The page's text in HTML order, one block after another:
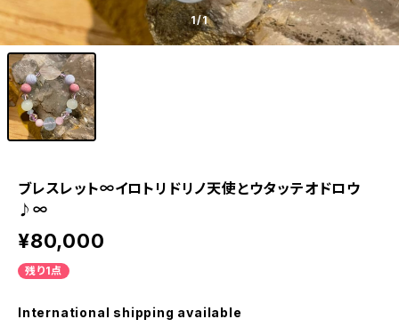
1/1
ブレスレット∞イロトリドリノ天使とウタッテオドロウ
♪∞
¥80,000
残り1点
International shipping available